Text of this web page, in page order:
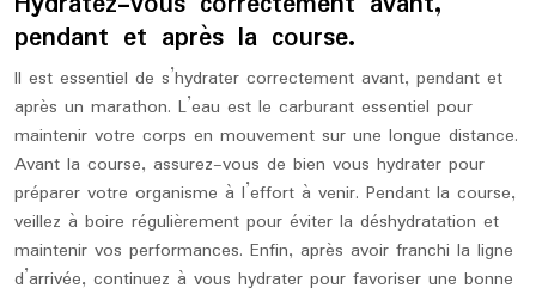
pendant et après la course.
Il est essentiel de s’hydrater correctement avant, pendant et
après un marathon. L’eau est le carburant essentiel pour
maintenir votre corps en mouvement sur une longue distance.
Avant la course, assurez-vous de bien vous hydrater pour
préparer votre organisme à l’effort à venir. Pendant la course,
veillez à boire régulièrement pour éviter la déshydratation et
maintenir vos performances. Enfin, après avoir franchi la ligne
d’arrivée, continuez à vous hydrater pour favoriser une bonne